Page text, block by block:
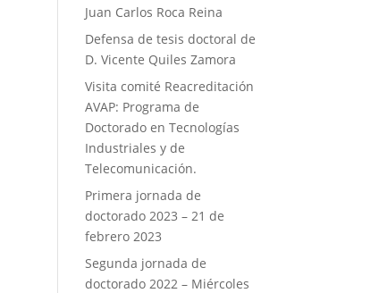
Juan Carlos Roca Reina
Defensa de tesis doctoral de
D. Vicente Quiles Zamora
Visita comité Reacreditación
AVAP: Programa de
Doctorado en Tecnologías
Industriales y de
Telecomunicación.
Primera jornada de
doctorado 2023 – 21 de
febrero 2023
Segunda jornada de
doctorado 2022 – Miércoles